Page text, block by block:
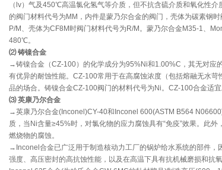
（lv）气及450℃高温氯化氢气等介质，但不抗含硫介质和氧化性
的阀门材料代号为MM，内件是蒙乃尔合金的阀门，壳体为碳素钢
P/M、壳体为CF8M时阀门材料代号为R/M。蒙乃尔合金M35-1、
480℃。
⑵ 铸镍合金
→铸镍合金（CZ-100）的化学成分为95%Ni和1.00%C，其无对应
有优异的耐蚀性能。CZ-100常用于在高腐蚀浓度（包括熔融无水
品的场合。铸镍合金CZ-100阀门的材料代号为Ni。CZ-100合金适
⑶ 英康乃尔合金
→英康乃尔合金(Inconel)CY-40和Inconel 600(ASTM B564
质，当Ni含量≥45%时，对氯化物的应力腐蚀具有“免疫”效果。此
燃烧物的腐蚀。
→Inconel合金已广泛用于制造核动力工厂的锅炉给水系统的部件，
强度、高压密封的高抗蚀性能，以及在高温下具有抗机械磨损和抗